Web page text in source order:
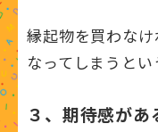
縁起物を買わな
なってしまうとい
３、期待感があ